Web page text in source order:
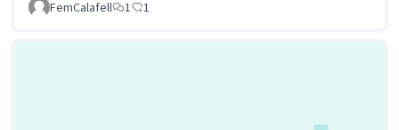
FemCalafell 1 1